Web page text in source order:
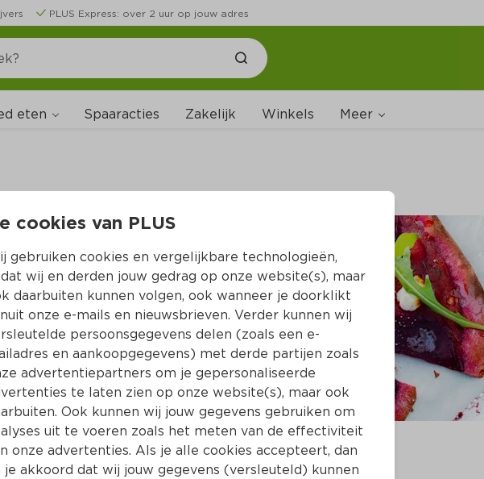
PLUS Express: over 2 uur op jouw adres
eten Spaaracties Zakelijk Winkels Meer
Wijnshop
Boodschappenlijstjes
geitenkaas en rucola
cookies van PLUS
gebruiken cookies en vergelijkbare technologieën,
wij en derden jouw gedrag op onze website(s), maar
daarbuiten kunnen volgen, ook wanneer je doorklikt
onze e-mails en nieuwsbrieven. Verder kunnen wij
persoonsgegevens delen (zoals een e-
en aankoopgegevens) met derde partijen zoals
advertentiepartners om je gepersonaliseerde
te laten zien op onze website(s), maar ook
Ook kunnen wij jouw gegevens gebruiken om
uit te voeren zoals het meten van de effectiviteit
onze advertenties. Als je alle cookies accepteert, dan
je akkoord dat wij jouw gegevens (versleuteld) kunnen